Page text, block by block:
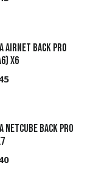
AIRnet Back Pro
X6
Netcube back Pro